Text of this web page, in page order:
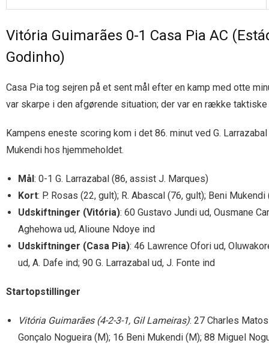
Vitória Guimarães 0-1 Casa Pia AC
Godinho)
Casa Pia tog sejren på et sent mål efter en kamp med otte
var skarpe i den afgørende situation; der var en række
Kampens eneste scoring kom i det 86. minut ved G.
Mukendi hos hjemmeholdet.
Mål: 0-1 G. Larrazabal (86, assist J. Marques)
Kort: P. Rosas (22, gult); R. Abascal (76, gult); Beni Mukendi
Udskiftninger (Vitória): 60 Gustavo Jundi ud, Ousmane
Aghehowa ud, Alioune Ndoye ind
Udskiftninger (Casa Pia): 46 Lawrence Ofori ud,
ud, A. Dafe ind; 90 G. Larrazabal ud, J. Fonte ind
Startopstillinger
Vitória Guimarães (4-2-3-1, Gil Lameiras): 27 Charles
Gonçalo Nogueira (M); 16 Beni Mukendi (M); 88 Miguel